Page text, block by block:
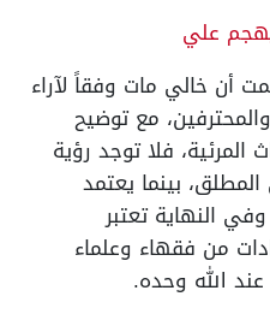
علي
أن خالي مات وفقاً لآراء
مع توضيح
المرئية، فلا توجد رؤية
بينما يعتمد
النهاية تعتبر
من فقهاء وعلماء
عند الله وحده.